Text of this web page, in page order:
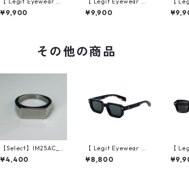
unglasses Konoe (Bl
ack Demi/Grey)
¥9,900
unglasses Konoe (Bl
ack Clear Grey/Gree
¥9,900
ear
その他の商品
【Select】IM25AC_R
G023 / Simple squar
er ring（Silver）
¥4,400
【 Legit Eyewear 】S
unglasses Shirakawa
(Black Demi/Green)
¥8,800
【
ack/